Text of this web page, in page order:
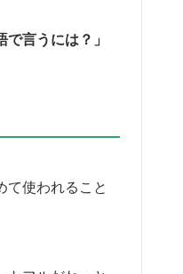
で言うには？」
て使われること